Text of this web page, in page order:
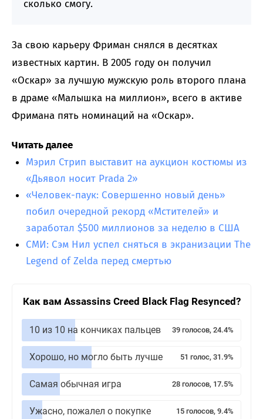
сколько смогу.
За свою карьеру Фриман снялся в десятках
известных картин. В 2005 году он получил
«Оскар» за лучшую мужскую роль второго плана
в драме «Малышка на миллион», всего в активе
Фримана пять номинаций на «Оскар».
Читать далее
Мэрил Стрип выставит на аукцион костюмы из
«Дьявол носит Prada 2»
«Человек-паук: Совершенно новый день»
побил очередной рекорд «Мстителей» и
заработал $500 миллионов за неделю в США
СМИ: Сэм Нил успел сняться в экранизации The
Legend of Zelda перед смертью
Как вам Assassins Creed Black Flag Resynced?
10 из 10 на кончиках пальцев 39 голосов, 24.4%
Хорошо, но могло быть лучше 51 голос, 31.9%
Самая обычная игра 28 голосов, 17.5%
Ужасно, пожалел о покупке 15 голосов, 9.4%